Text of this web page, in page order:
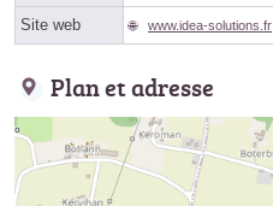
Site web www.idea-solutions.fr
Plan et adresse